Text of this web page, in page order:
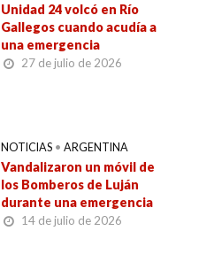
Unidad 24 volcó en Río
Gallegos cuando acudía a
una emergencia
27 de julio de 2026
NOTICIAS • ARGENTINA
Vandalizaron un móvil de
los Bomberos de Luján
durante una emergencia
14 de julio de 2026